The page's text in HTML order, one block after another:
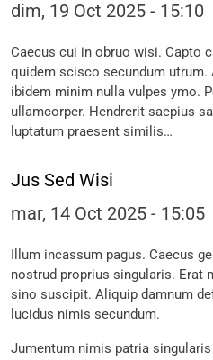
dim, 19 Oct 2025 - 15:10
Caecus cui in obruo wisi. Capto
quidem scisco secundum
ibidem minim nulla vulpes ymo.
ullamcorper. Hendrerit saepius
luptatum praesent similis…
Jus Sed Wisi
mar, 14 Oct 2025 - 15:05
Illum incassum pagus. Caecus
nostrud proprius singularis. Erat
sino suscipit. Aliquip damnum
lucidus nimis secundum.
Jumentum nimis patria